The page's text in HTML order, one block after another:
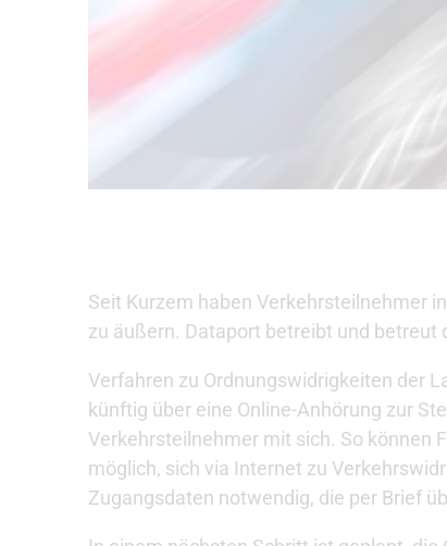
Seit Kurzem haben Verkehrsteilnehmer
zu äußern. Dataport betreibt und betreut
Verfahren zu Ordnungswidrigkeiten der
künftig über eine Online-Anhörung zur
Verkehrsteilnehmer mit sich. So können
möglich, sich via Internet zu
Zugangsdaten notwendig, die per Brief